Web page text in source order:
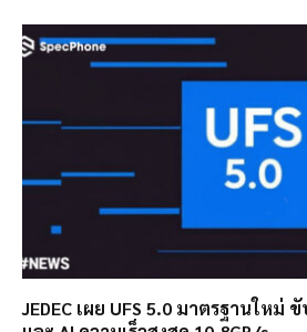
JEDEC เผย UFS 5.0 มาตรฐานใหม่